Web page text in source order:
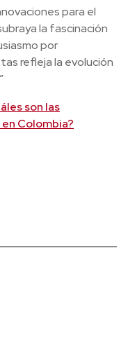
para el
la fascinación
por
refleja la evolución
son las
Colombia?